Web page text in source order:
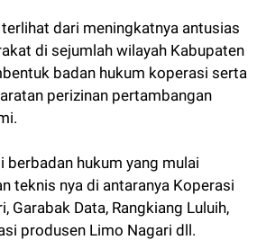
dari meningkatnya antusias
di sejumlah wilayah Kabupaten
badan hukum koperasi serta
perizinan pertambangan
berbadan hukum yang mulai
teknis nya di antaranya Koperasi
Garabak Data, Rangkiang Luluih,
produsen Limo Nagari dll.